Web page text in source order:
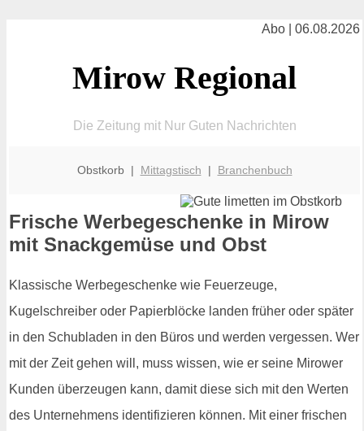
Abo | 06.08.2026
Mirow Regional
Die Zeitung mit Nur Guten Nachrichten
Obstkorb | Mittagstisch | Branchenbuch
Frische Werbegeschenke in Mirow
mit Snackgemüse und Obst
Klassische Werbegeschenke wie Feuerzeuge,
Kugelschreiber oder Papierblöcke landen früher oder später
in den Schubladen in den Büros und werden vergessen. Wer
mit der Zeit gehen will, muss wissen, wie er seine Mirower
Kunden überzeugen kann, damit diese sich mit den Werten
des Unternehmens identifizieren können. Mit einer frischen